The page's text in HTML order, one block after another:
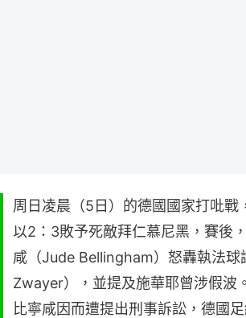
周日凌晨（5日）的德國國家打吡戰
以2：3敗予死敵拜仁慕尼黑，賽後
咸（Jude Bellingham）怒轟執法球
Zwayer），並提及施華耶曾涉假波。
比寧咸因而遭提出刑事訴訟，德國